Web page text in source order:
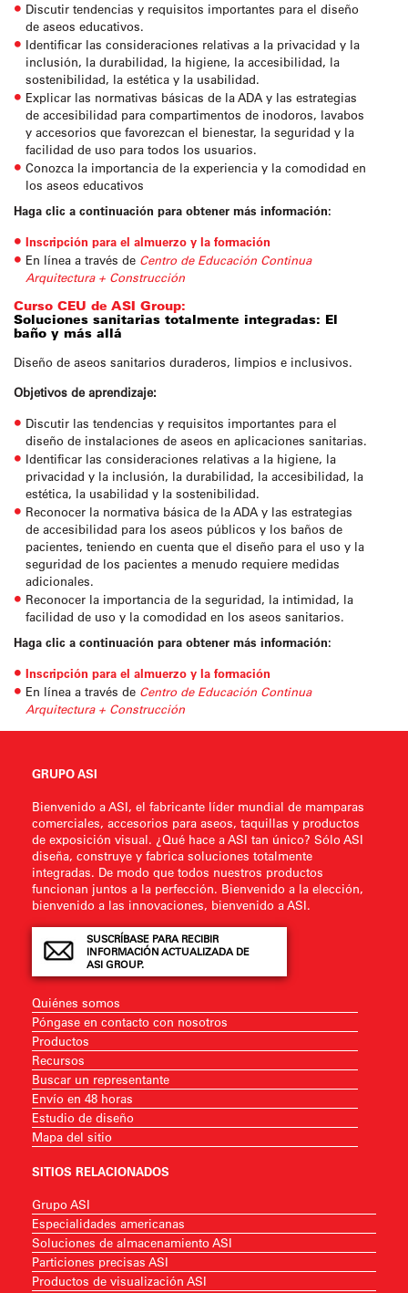
Discutir tendencias y requisitos importantes para el diseño
de aseos educativos.
Identificar las consideraciones relativas a la privacidad y la
inclusión, la durabilidad, la higiene, la accesibilidad, la
sostenibilidad, la estética y la usabilidad.
Explicar las normativas básicas de la ADA y las estrategias
de accesibilidad para compartimentos de inodoros, lavabos
y accesorios que favorezcan el bienestar, la seguridad y la
facilidad de uso para todos los usuarios.
Conozca la importancia de la experiencia y la comodidad en
los aseos educativos
Haga clic a continuación para obtener más información:
Inscripción para el almuerzo y la formación
En línea a través de Centro de Educación Continua
Arquitectura + Construcción
Curso CEU de ASI Group:
Soluciones sanitarias totalmente integradas: El
baño y más allá
Diseño de aseos sanitarios duraderos, limpios e inclusivos.
Objetivos de aprendizaje:
Discutir las tendencias y requisitos importantes para el
diseño de instalaciones de aseos en aplicaciones sanitarias.
Identificar las consideraciones relativas a la higiene, la
privacidad y la inclusión, la durabilidad, la accesibilidad, la
estética, la usabilidad y la sostenibilidad.
Reconocer la normativa básica de la ADA y las estrategias
de accesibilidad para los aseos públicos y los baños de
pacientes, teniendo en cuenta que el diseño para el uso y la
seguridad de los pacientes a menudo requiere medidas
adicionales.
Reconocer la importancia de la seguridad, la intimidad, la
facilidad de uso y la comodidad en los aseos sanitarios.
Haga clic a continuación para obtener más información:
Inscripción para el almuerzo y la formación
En línea a través de Centro de Educación Continua
Arquitectura + Construcción
GRUPO ASI
Bienvenido a ASI, el fabricante líder mundial de mamparas
comerciales, accesorios para aseos, taquillas y productos
de exposición visual. ¿Qué hace a ASI tan único? Sólo ASI
diseña, construye y fabrica soluciones totalmente
integradas. De modo que todos nuestros productos
funcionan juntos a la perfección. Bienvenido a la elección,
bienvenido a las innovaciones, bienvenido a ASI.
SUSCRÍBASE PARA RECIBIR
INFORMACIÓN ACTUALIZADA DE
ASI GROUP.
Quiénes somos
Póngase en contacto con nosotros
Productos
Recursos
Buscar un representante
Envío en 48 horas
Estudio de diseño
Mapa del sitio
SITIOS RELACIONADOS
Grupo ASI
Especialidades americanas
Soluciones de almacenamiento ASI
Particiones precisas ASI
Productos de visualización ASI